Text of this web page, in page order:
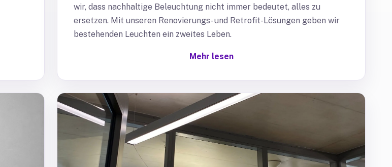
wir, dass nachhaltige Beleuchtung nicht immer bedeutet, alles zu
ersetzen. Mit unseren Renovierungs- und Retrofit-Lösungen geben wir
bestehenden Leuchten ein zweites Leben.
Mehr lesen